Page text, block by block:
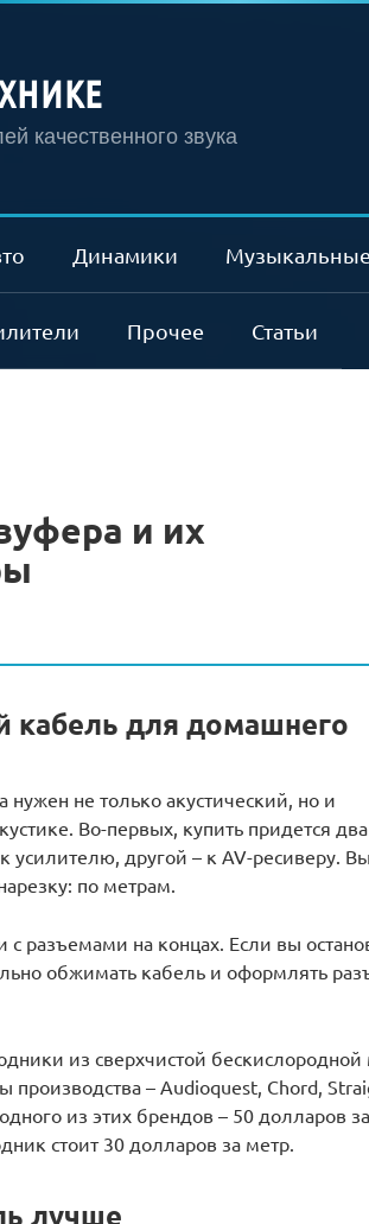
качественного звука
Динамики
Прочее Статьи
и их
кабель для домашнего
не только акустический, но и
Во-первых, купить придется два
усилителю, другой – к AV-ресиверу. Вы
по метрам.
разъемами на концах. Если вы
обжимать кабель и оформлять
из сверхчистой бескислородной
– Audioquest, Chord,
из этих брендов – 50 долларов за
стоит 30 долларов за метр.
лучше